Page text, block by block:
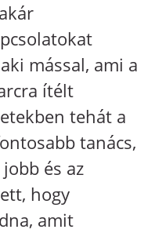
mással, ami a
ítélt
tehát a
tanács,
és az
hogy
amit